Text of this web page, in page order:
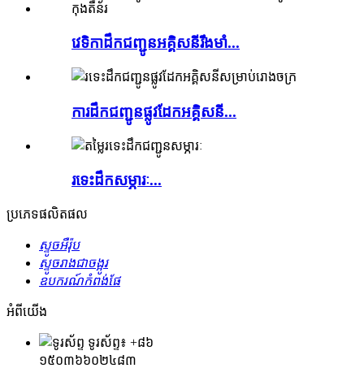
វេទិកា​ដឹក​ជញ្ជូន​អគ្គិសនី​រឹងមាំ...
ការដឹកជញ្ជូនផ្លូវដែកអគ្គិសនី...
រទេះ​ដឹក​សម្ភារៈ...
ប្រភេទផលិតផល
ស្ទូចអឺរ៉ុប
ស្ទូច​រាង​ជា​ចង្អូរ
ឧបករណ៍កំពង់ផែ
អំពីយើង
ទូរស័ព្ទ៖ +៨៦
១៥០៣៦៦០២៤៨៣